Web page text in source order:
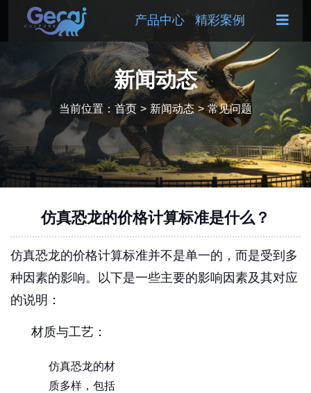
产品中心 精彩案例
新闻动态
当前位置： 首页 > 新闻动态 > 常见问题
仿真恐龙的价格计算标准是什么？
仿真恐龙的价格计算标准并不是单一的，而是受到多
种因素的影响。以下是一些主要的影响因素及其对应
的说明：
材质与工艺 ：
仿真恐龙的材
质多样，包括